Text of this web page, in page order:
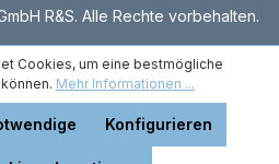
R&S. Alle Rechte vorbehalten.
Cookies, um eine bestmögliche
Mehr Informationen ...
Konfigurieren